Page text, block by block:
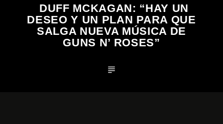
DUFF MCKAGAN: “HAY UN
DESEO Y UN PLAN PARA QUE
SALGA NUEVA MÚSICA DE
GUNS N’ ROSES”